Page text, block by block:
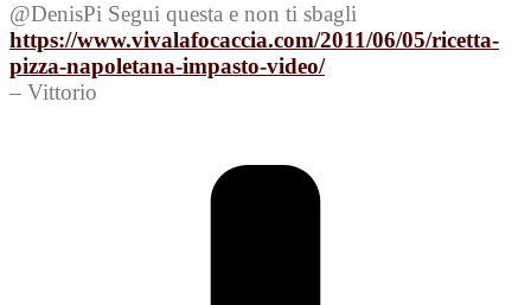
@DenisPi Segui questa e non ti sbagli
https://www.vivalafocaccia.com/2011/06/05/ricetta-
pizza-napoletana-impasto-video/
– Vittorio